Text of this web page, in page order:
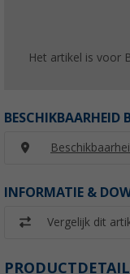
Het artikel is voor
BESCHIKBAARHEID
INFORMATIE &
Vergelijk dit